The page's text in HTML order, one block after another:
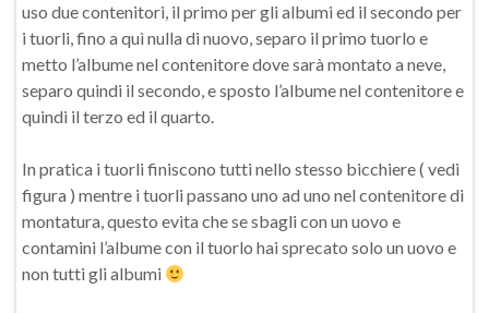
uso due contenitori, il primo per gli albumi ed il secondo per
i tuorli, fino a quì nulla di nuovo, separo il primo tuorlo e
metto l’albume nel contenitore dove sarà montato a neve,
separo quindi il secondo, e sposto l’albume nel contenitore e
quindi il terzo ed il quarto.
In pratica i tuorli finiscono tutti nello stesso bicchiere ( vedi
figura ) mentre i tuorli passano uno ad uno nel contenitore di
montatura, questo evita che se sbagli con un uovo e
contamini l’albume con il tuorlo hai sprecato solo un uovo e
non tutti gli albumi